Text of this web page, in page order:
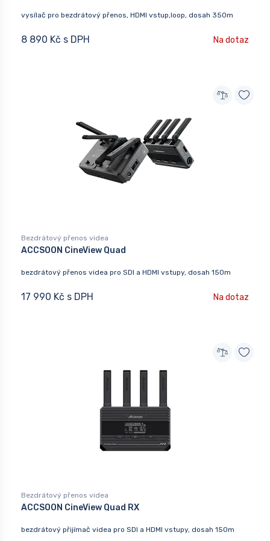
vysílač pro bezdrátový přenos, HDMI vstup,loop, dosah 350m
8 890 Kč s DPH Na dotaz
Bezdrátový přenos videa
ACCSOON CineView Quad
bezdrátový přenos videa pro SDI a HDMI vstupy, dosah 150m
17 990 Kč s DPH Na dotaz
Bezdrátový přenos videa
ACCSOON CineView Quad RX
bezdrátový přijímač videa pro SDI a HDMI vstupy, dosah 150m